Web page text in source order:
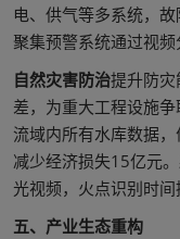
电、供气等多系统，
聚集预警系统通过视频
自然灾害防治提升防灾
差，为重大工程设施
流域内所有水库数据
减少经济损失15亿元
光视频，火点识别时间
五、产业生态重构